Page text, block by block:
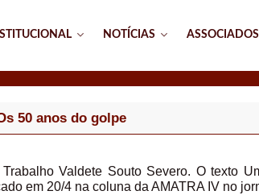
NOTÍCIAS ASSOCIADOS
50 anos do golpe
Valdete Souto Severo. O texto
em 20/4 na coluna da AMATRA IV no